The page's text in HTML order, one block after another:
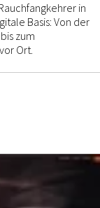
in
Basis: Von der
zum
Ort.